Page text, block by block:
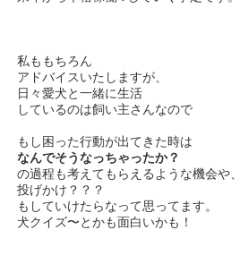
私ももちろん
アドバイスいたしますが、
日々愛犬と一緒に生活
しているのは飼い主さんなので
もし困った行動が出てきた時は
なんでそうなっちゃったか？
の過程も考えてもらえるような機会や、
投げかけ？？？
もしていけたらなって思ってます。
犬クイズ〜とかも面白いかも！